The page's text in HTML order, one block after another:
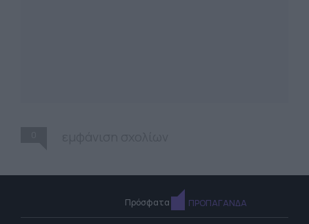
Πρόσφατα ΠΡΟΠΑΓΑΝΔΑ